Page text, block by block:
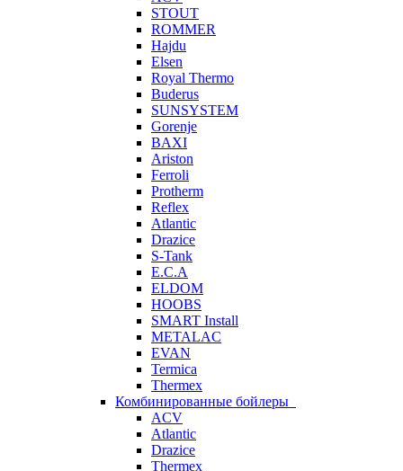
STOUT
ROMMER
Hajdu
Elsen
Royal Thermo
Buderus
SUNSYSTEM
Gorenje
BAXI
Ariston
Ferroli
Protherm
Reflex
Atlantic
Drazice
S-Tank
E.C.A
ELDOM
HOOBS
SMART Install
METALAC
EVAN
Termica
Thermex
Комбинированные бойлеры
ACV
Atlantic
Drazice
Thermex